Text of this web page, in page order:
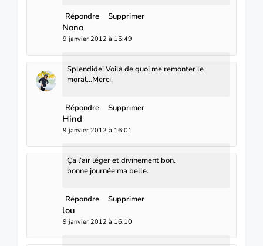
Répondre Supprimer
Nono
9 janvier 2012 à 15:49
Splendide! Voilà de quoi me remonter le
moral...Merci.
Répondre Supprimer
Hind
9 janvier 2012 à 16:01
Ça l’air léger et divinement bon.
bonne journée ma belle.
Répondre Supprimer
lou
9 janvier 2012 à 16:10